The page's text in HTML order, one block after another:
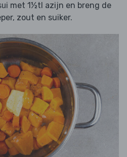
met 1½tl azijn en breng de
zout en suiker.